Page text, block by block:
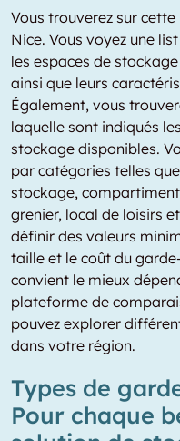
Vous trouverez sur
Nice. Vous voyez une
les espaces de
ainsi que leurs
Également, vous
laquelle sont indiqués
stockage disponibles.
par catégories telles
stockage,
grenier, local de loisirs
définir des valeurs
taille et le coût du
convient le mieux
plateforme de
pouvez explorer
dans votre région.
Types de
Pour chaque